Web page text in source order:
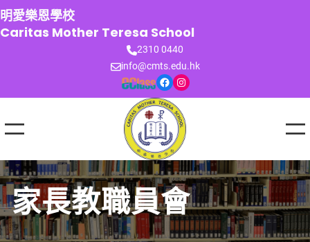
跳
至
主
明愛樂恩學校
Caritas Mother Teresa School
2310 0440
info@cmts.edu.hk
Facebook Instagram
家長教職員會